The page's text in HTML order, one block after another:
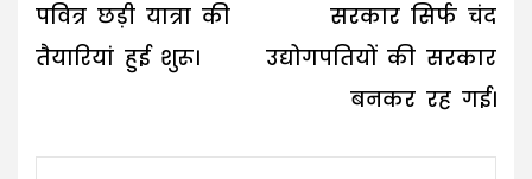
पवित्र छड़ी यात्रा की
तैयारियां हुई शुरू।
सरकार सिर्फ चंद
उद्योगपतियों की सरकार
बनकर रह गई।